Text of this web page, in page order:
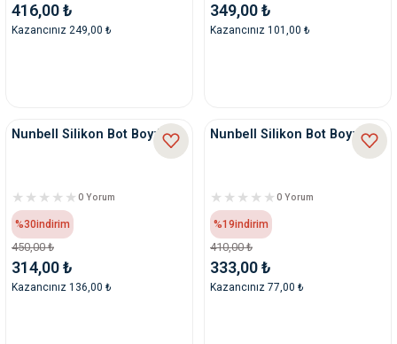
Temizlik
Ek Besinler
Su Kabları
Seyahat Ürünleri
416,00 ₺
Kazancınız 249,00 ₺
349,00 ₺
Kazancınız 101,00 ₺
Nunbell Silikon Bot Boy:L
0 Yorum
%30indirim
450,00 ₺
314,00 ₺
Kazancınız 136,00 ₺
Nunbell Silikon Bot Boy:S
0 Yorum
%19indirim
410,00 ₺
333,00 ₺
Kazancınız 77,00 ₺